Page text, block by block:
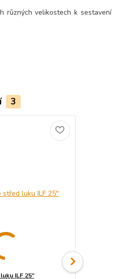
různých velikostech k sestavení
3
ILF 25"